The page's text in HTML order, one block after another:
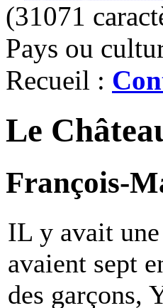
(31071
Pays ou
Recueil :
Le
François-
IL y avait
avaient sept
des garçons,